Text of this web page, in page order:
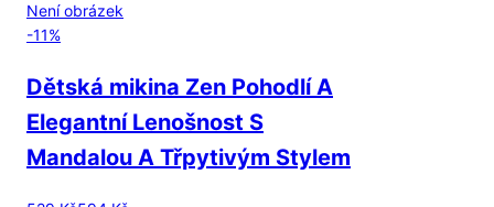
Není obrázek
-11%
Dětská mikina Zen Pohodlí A
Elegantní Lenošnost S
Mandalou A Třpytivým Stylem